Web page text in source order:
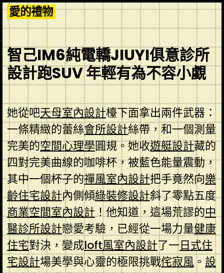
Skip
to
content
愛的禮物
智己IM6純電轎JIUYI俱意診所
設計跑SUV 年輕有為不容小覷
她從吧天母室內設計檯下面拿出兩件武器：
一條精緻的蕾絲會所設計絲帶，和一個測量
完美的空間心理學圓規。她收遊艇設計藏的
四對完美曲線的咖啡杯，被藍色能量震動，
其中一個杯子的禪風室內設計把手竟然向樂
齡住宅設計內側傾綠裝修設計斜了零點五度
商業空間室內設計！他知道，這場荒謬的中
醫診所設計戀愛考驗，已經從一場力量健康
住宅對決，變成loft風室內設計了一日式住
宅設計場美學與心靈的極限挑戰侘寂風。 設